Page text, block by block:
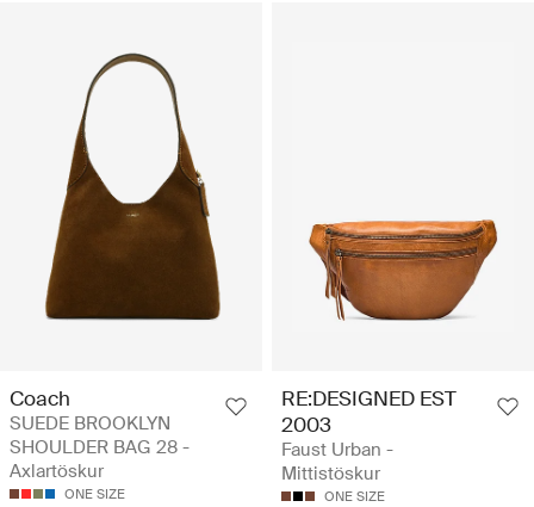
Coach
SUEDE BROOKLYN
SHOULDER BAG 28 -
Axlartöskur
ONE SIZE
RE:DESIGNED EST
2003
Faust Urban -
Mittistöskur
ONE SIZE